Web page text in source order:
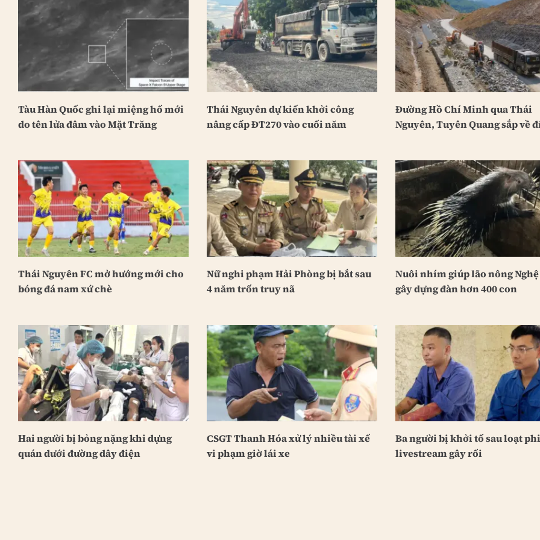
Tàu Hàn Quốc ghi lại miệng hố mới
do tên lửa đâm vào Mặt Trăng
Thái Nguyên dự kiến khởi công
nâng cấp ĐT270 vào cuối năm
Đường Hồ Chí Minh qua Thái
Nguyên, Tuyên Quang sắp về
Thái Nguyên FC mở hướng mới cho
bóng đá nam xứ chè
Nữ nghi phạm Hải Phòng bị bắt sau
4 năm trốn truy nã
Nuôi nhím giúp lão nông
gây dựng đàn hơn 400 con
Hai người bị bỏng nặng khi dựng
quán dưới đường dây điện
CSGT Thanh Hóa xử lý nhiều tài xế
vi phạm giờ lái xe
Ba người bị khởi tố sau loạt
livestream gây rối